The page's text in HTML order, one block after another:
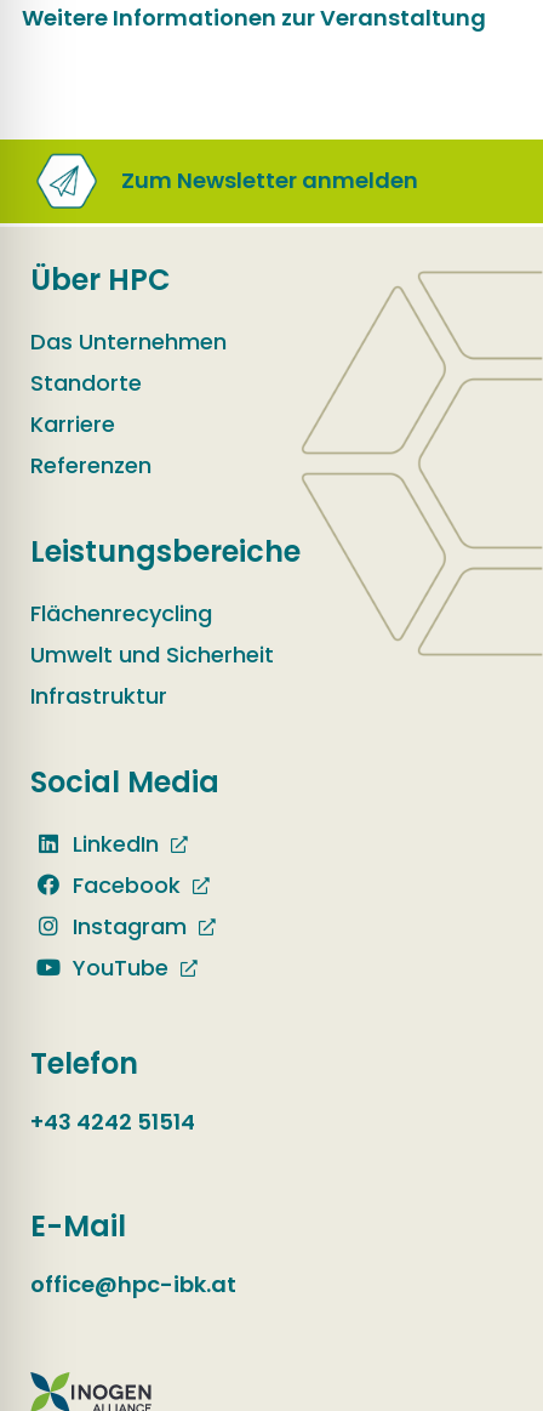
Weitere Informationen zur Veranstaltung
Zum Newsletter anmelden
Über HPC
Das Unternehmen
Standorte
Karriere
Referenzen
Leistungsbereiche
Flächenrecycling
Umwelt und Sicherheit
Infrastruktur
Social Media
LinkedIn
Facebook
Instagram
YouTube
Telefon
+43 4242 51514
E-Mail
office@hpc-ibk.at